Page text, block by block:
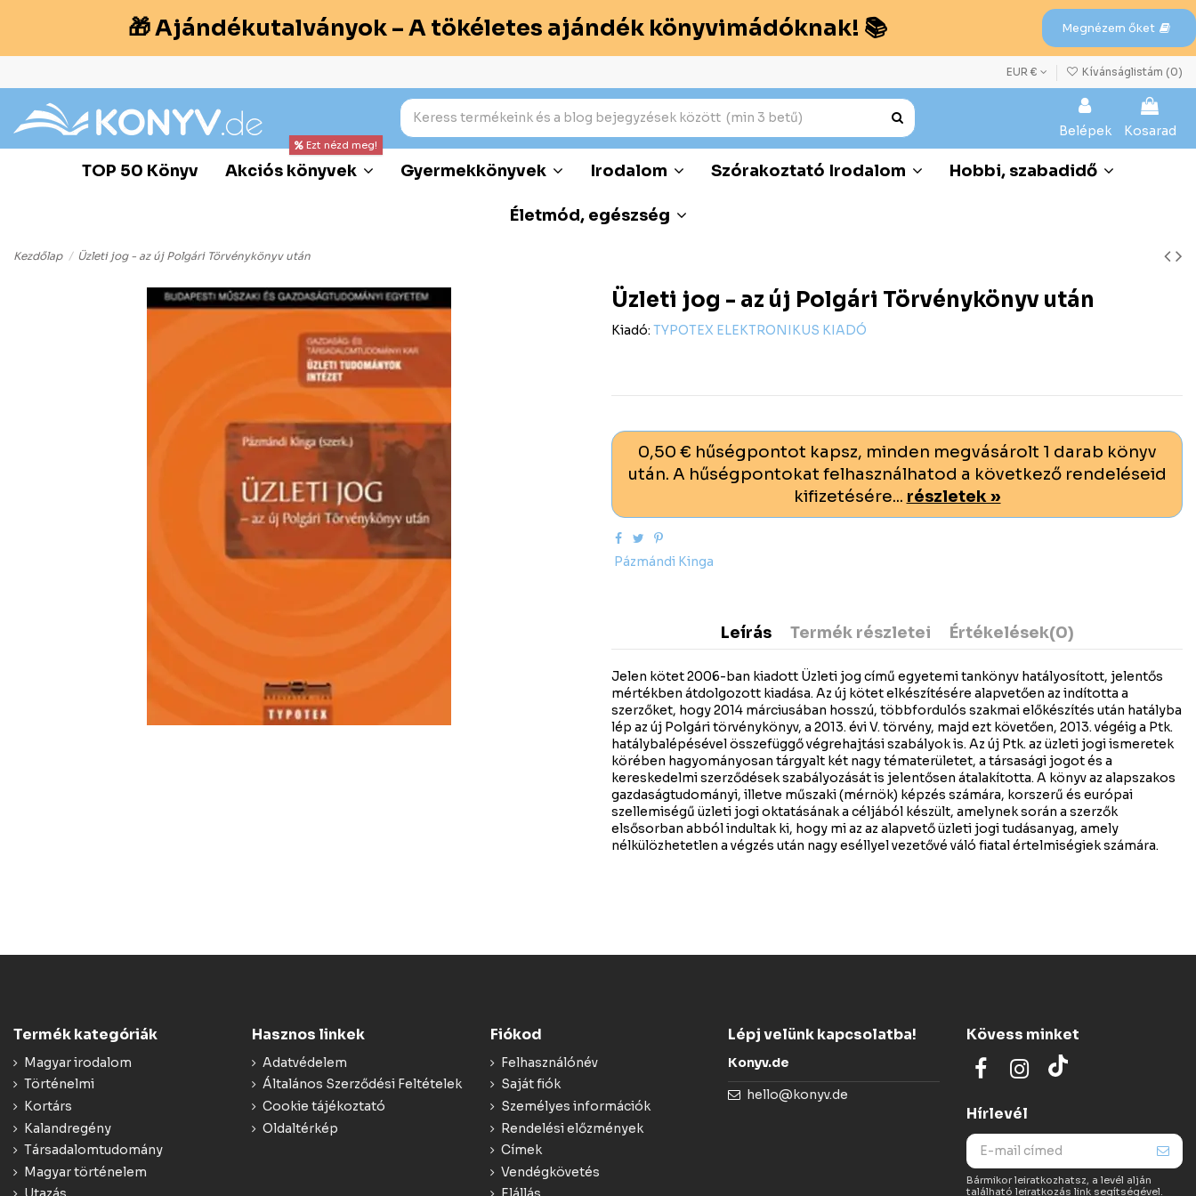
🎁 Ajándékutalványok – A tökéletes ajándék könyvimádóknak! 📚 Megnézem őket
EUR € Kívánságlistám (0)
Belépek Kosarad
TOP 50 Könyv Akciós könyvek
Ezt nézd meg!
Gyermekkönyvek Irodalom Szórakoztató Irodalom Hobbi, szabadidő
Életmód, egészség
Kezdőlap Üzleti jog - az új Polgári Törvénykönyv után
Üzleti jog - az új Polgári Törvénykönyv után
Kiadó: TYPOTEX ELEKTRONIKUS KIADÓ
0,50 € hűségpontot kapsz, minden megvásárolt 1 darab könyv
után. A hűségpontokat felhasználhatod a következő rendeléseid
kifizetésére... részletek »
Pázmándi Kinga
Leírás Termék részletei Értékelések(0)
Jelen kötet 2006-ban kiadott Üzleti jog című egyetemi tankönyv hatályosított, jelentős
mértékben átdolgozott kiadása. Az új kötet elkészítésére alapvetően az indította a
szerzőket, hogy 2014 márciusában hosszú, többfordulós szakmai előkészítés után hatályba
lép az új Polgári törvénykönyv, a 2013. évi V. törvény, majd ezt követően, 2013. végéig a Ptk.
hatálybalépésével összefüggő végrehajtási szabályok is. Az új Ptk. az üzleti jogi ismeretek
körében hagyományosan tárgyalt két nagy tématerületet, a társasági jogot és a
kereskedelmi szerződések szabályozását is jelentősen átalakította. A könyv az alapszakos
gazdaságtudományi, illetve műszaki (mérnök) képzés számára, korszerű és európai
szellemiségű üzleti jogi oktatásának a céljából készült, amelynek során a szerzők
elsősorban abból indultak ki, hogy mi az az alapvető üzleti jogi tudásanyag, amely
nélkülözhetetlen a végzés után nagy eséllyel vezetővé váló fiatal értelmiségiek számára.
Termék kategóriák
Magyar irodalom
Történelmi
Kortárs
Kalandregény
Társadalomtudomány
Magyar történelem
Hasznos linkek
Adatvédelem
Általános Szerződési Feltételek
Cookie tájékoztató
Oldaltérkép
Fiókod
Felhasználónév
Saját fiók
Személyes információk
Rendelési előzmények
Címek
Vendégkövetés
Lépj velünk kapcsolatba!
Konyv.de
hello@konyv.de
Kövess minket
Hírlevél
Bármikor leiratkozhatsz, a levél alján
található leiratkozás link segítségével.